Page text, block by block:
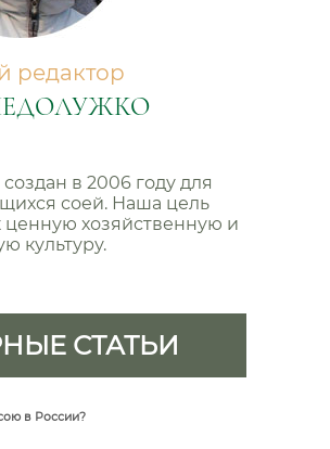
редактор
в 2006 году для
соей. Наша цель
ценную хозяйственную и
культуру.
СТАТЬИ
в России?